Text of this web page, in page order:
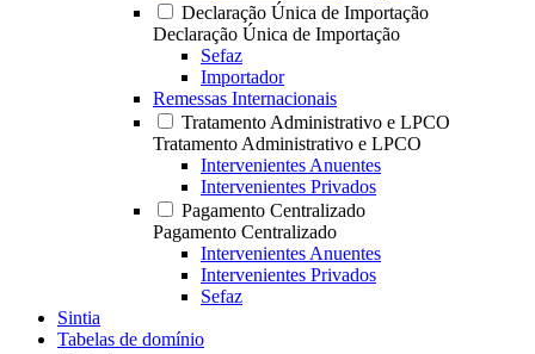
Declaração Única de Importação
Declaração Única de Importação
Sefaz
Importador
Remessas Internacionais
Tratamento Administrativo e LPCO
Tratamento Administrativo e LPCO
Intervenientes Anuentes
Intervenientes Privados
Pagamento Centralizado
Pagamento Centralizado
Intervenientes Anuentes
Intervenientes Privados
Sefaz
Sintia
Tabelas de domínio